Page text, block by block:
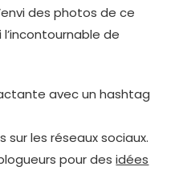
des photos de ce
de
avec un hashtag
sur les réseaux sociaux.
pour desidées